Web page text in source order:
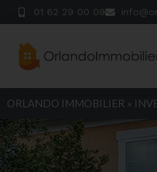
01 62 29 00 09
ORLANDO IMMOBILIER »